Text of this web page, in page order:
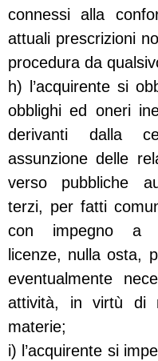
connessi alla
attuali prescrizioni
procedura da
h) l’acquirente si
obblighi ed oneri
derivanti dalla
assunzione delle
verso pubbliche
terzi, per fatti
con impegno a
licenze, nulla osta,
eventualmente
attività, in virtù di
materie;
i) l’acquirente si